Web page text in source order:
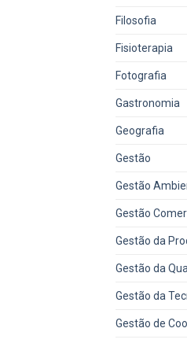
Filosofia
Fisioterapia
Fotografia
Gastronomia
Geografia
Gestão
Gestão
Gestão
Gestão da
Gestão da
Gestão da
Gestão de